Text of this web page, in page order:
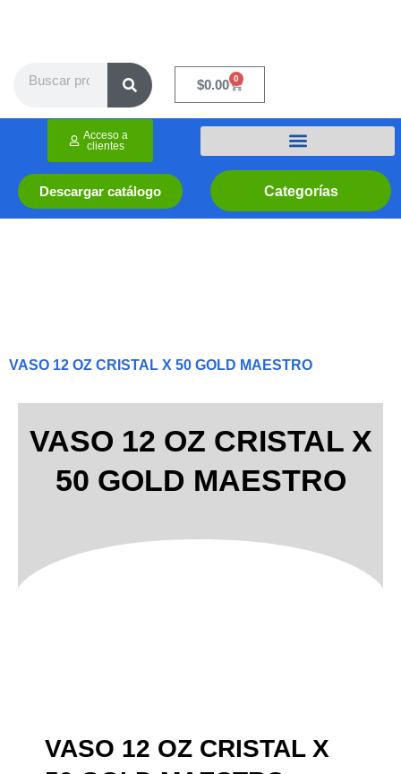
$0.00 0
Cart
Categorías
Descargar catálogo
Acceso a
clientes
VASO 12 OZ CRISTAL X 50 GOLD MAESTRO
VASO 12 OZ CRISTAL X
50 GOLD MAESTRO
VASO 12 OZ CRISTAL X